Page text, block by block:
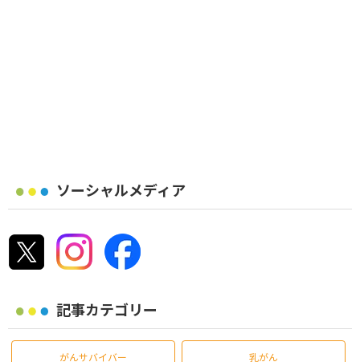
ソーシャルメディア
記事カテゴリー
がんサバイバー 乳がん